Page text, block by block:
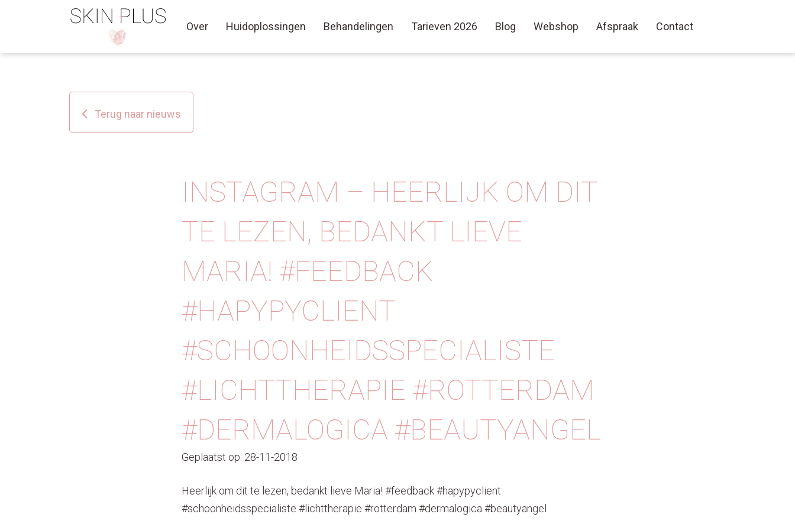
Over Huidoplossingen Behandelingen Tarieven 2026 Blog Webshop Afspraak Contact
Terug naar nieuws
INSTAGRAM – HEERLIJK OM DIT
TE LEZEN, BEDANKT LIEVE
MARIA! #FEEDBACK
#HAPYPYCLIENT
#SCHOONHEIDSSPECIALISTE
#LICHTTHERAPIE #ROTTERDAM
#DERMALOGICA #BEAUTYANGEL
Geplaatst op: 28-11-2018
Heerlijk om dit te lezen, bedankt lieve Maria! #feedback #hapypyclient
#schoonheidsspecialiste #lichttherapie #rotterdam #dermalogica #beautyangel